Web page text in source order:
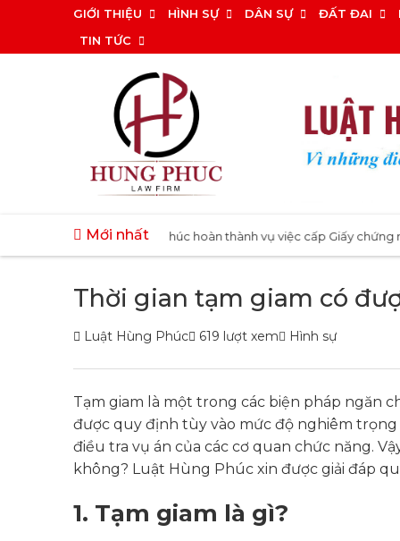
nội
GIỚI THIỆU HÌNH SỰ DÂN SỰ ĐẤT ĐAI
TIN TỨC
Mới nhất
Luật Hùng Phúc hoàn thành vụ việc cấp Giấy chứng
Thời gian tạm giam có
Luật Hùng Phúc 619 lượt xem Hình sự
Tạm giam là một trong các biện pháp ngăn
được quy định tùy vào mức độ nghiêm
điều tra vụ án của các cơ quan chức năng.
không? Luật Hùng Phúc xin được giải đáp
1. Tạm giam là gì?